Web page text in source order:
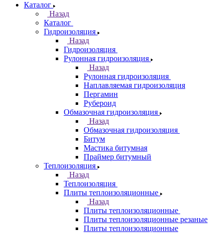
Каталог
Назад
Каталог
Гидроизоляция
Назад
Гидроизоляция
Рулонная гидроизоляция
Назад
Рулонная гидроизоляция
Наплавляемая гидроизоляция
Пергамин
Рубероид
Обмазочная гидроизоляция
Назад
Обмазочная гидроизоляция
Битум
Мастика битумная
Праймер битумный
Теплоизоляция
Назад
Теплоизоляция
Плиты теплоизоляционные
Назад
Плиты теплоизоляционные
Плиты теплоизоляционные резаные
Плиты теплоизоляционные